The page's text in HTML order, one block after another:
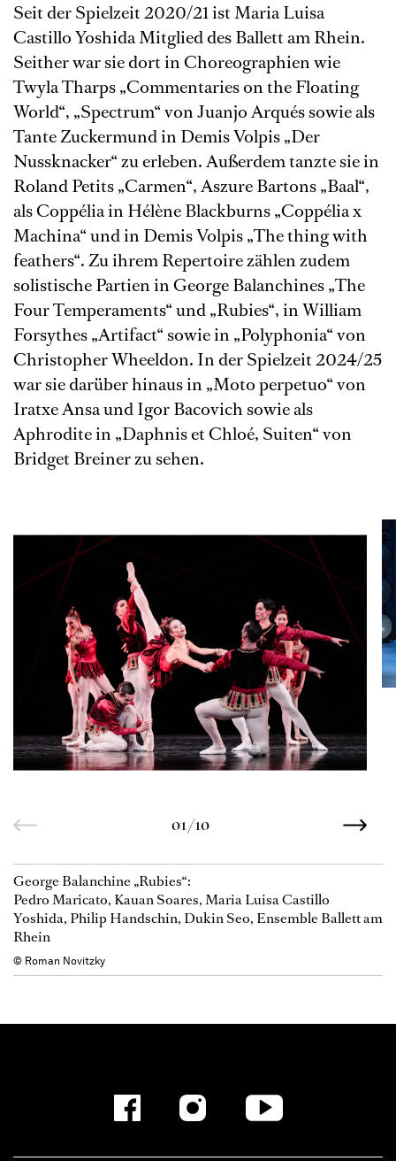
Seit der Spielzeit 2020/21 ist Maria Luisa
Castillo Yoshida Mitglied des Ballett am Rhein.
Seither war sie dort in Choreographien wie
Twyla Tharps „Commentaries on the Floating
World“, „Spectrum“ von Juanjo Arqués sowie als
Tante Zuckermund in Demis Volpis „Der
Nussknacker“ zu erleben. Außerdem tanzte sie in
Roland Petits „Carmen“, Aszure Bartons „Baal“,
als Coppélia in Hélène Blackburns „Coppélia x
Machina“ und in Demis Volpis „The thing with
feathers“. Zu ihrem Repertoire zählen zudem
solistische Partien in George Balanchines „The
Four Temperaments“ und „Rubies“, in William
Forsythes „Artifact“ sowie in „Polyphonia“ von
Christopher Wheeldon. In der Spielzeit 2024/25
war sie darüber hinaus in „Moto perpetuo“ von
Iratxe Ansa und Igor Bacovich sowie als
Aphrodite in „Daphnis et Chloé, Suiten“ von
Bridget Breiner zu sehen.
01/10
George Balanchine „Rubies“:
Pedro Maricato, Kauan Soares, Maria Luisa Castillo
Yoshida, Philip Handschin, Dukin Seo, Ensemble Ballett am
Rhein
© Roman Novitzky